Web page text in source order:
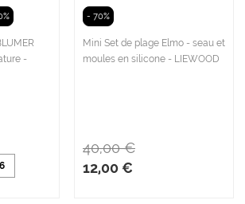
-
- 70%
Mini Set de plage Elmo - seau et
moules en silicone - LIEWOOD
12,00 €
40,00 €